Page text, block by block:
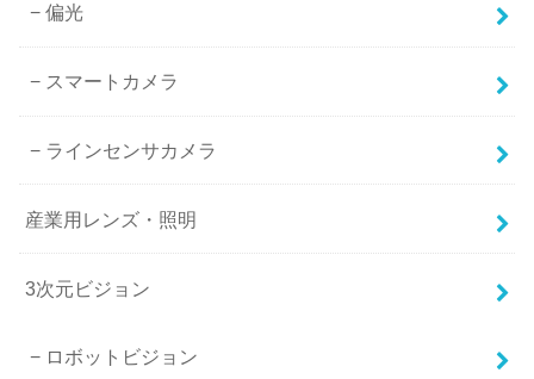
偏光
スマートカメラ
ラインセンサカメラ
産業用レンズ・照明
3次元ビジョン
ロボットビジョン